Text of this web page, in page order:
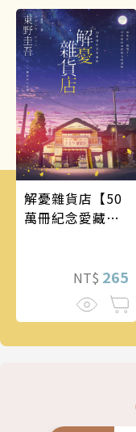
解憂雜貨店【50
萬冊紀念愛藏
NT$ 265